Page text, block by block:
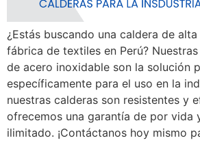
¿Estás buscando una caldera de
fábrica de textiles en Perú?
de acero inoxidable son la solución
específicamente para el uso en la
nuestras calderas son resistentes y
ofrecemos una garantía de por vida
ilimitado. ¡Contáctanos hoy mismo